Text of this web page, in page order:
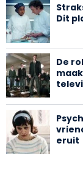
Dit
De
eruit